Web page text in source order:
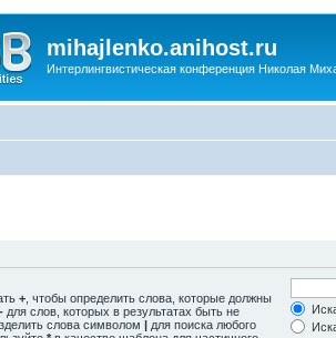
mihajlenko.anihost.ru
Интерлингвистическая конференция Николая
+ , чтобы определить слова, которые должны
- для слов, которых в результатах быть не
слова символом | для поиска любого